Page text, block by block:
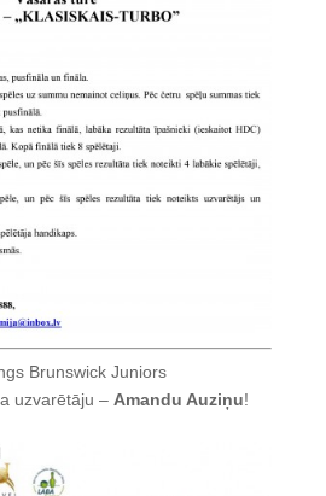
Brunswick Juniors
uzvarētāju – Amandu Auziņu!